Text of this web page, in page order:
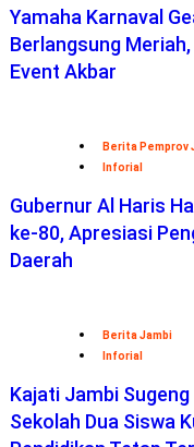
Yamaha Karnaval
Berlangsung
Event Akbar
Berita Pemprov
Inforial
Gubernur Al Haris
ke-80, Apresiasi
Daerah
Berita Jambi
Inforial
Kajati Jambi
Sekolah Dua Siswa